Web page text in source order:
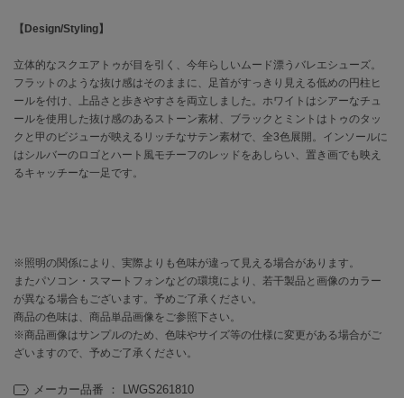
célon
Clarks Premium
クラークス
CODE A
DANSKIN
ダンスキン
【Design/Styling】
立体的なスクエアトゥが目を引く、今年らしいムード漂うバレエシューズ。
フラットのような抜け感はそのままに、足首がすっきり見える低めの円柱ヒ
ールを付け、上品さと歩きやすさを両立しました。ホワイトはシアーなチュ
ールを使用した抜け感のあるストーン素材、ブラックとミントはトゥのタッ
クと甲のビジューが映えるリッチなサテン素材で、全3色展開。インソールに
はシルバーのロゴとハート風モチーフのレッドをあしらい、置き画でも映え
るキャッチーな一足です。
※照明の関係により、実際よりも色味が違って見える場合があります。
またパソコン・スマートフォンなどの環境により、若干製品と画像のカラー
が異なる場合もございます。予めご了承ください。
商品の色味は、商品単品画像をご参照下さい。
※商品画像はサンプルのため、色味やサイズ等の仕様に変更がある場合がご
ざいますので、予めご了承ください。
メーカー品番 ： LWGS261810